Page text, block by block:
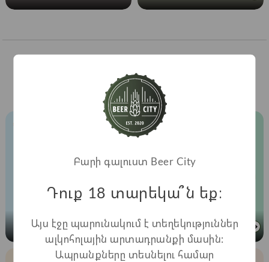
Закуски
Դիտել
Морепродукты Сеты
Բարի գալուստ Beer City
Դուք 18 տարեկա՞ն եք։
Այս էջը պարունակում է տեղեկություններ
ալկոհոլային արտադրանքի մասին:
Ապրանքները տեսնելու համար